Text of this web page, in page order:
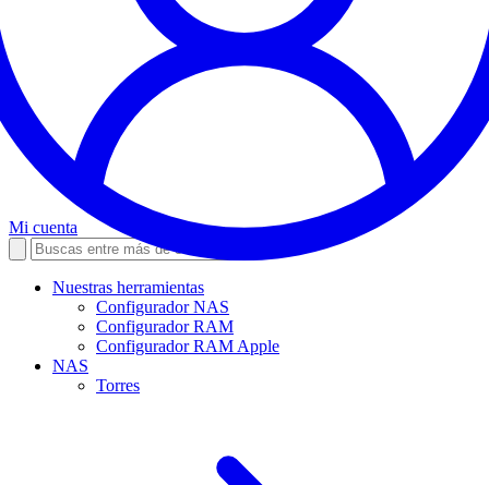
Mi cuenta
Nuestras herramientas
Configurador NAS
Configurador RAM
Configurador RAM Apple
NAS
Torres